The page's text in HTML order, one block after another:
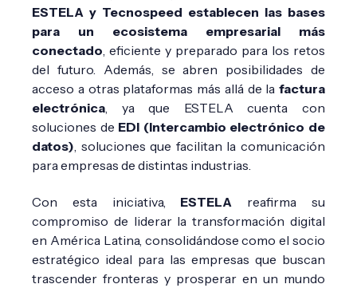
ESTELA y Tecnospeed establecen las bases
para un ecosistema empresarial más
conectado , eficiente y preparado para los retos
del futuro. Además, se abren posibilidades de
acceso a otras plataformas más allá de la factura
electrónica , ya que ESTELA cuenta con
soluciones de EDI (Intercambio electrónico de
datos) , soluciones que facilitan la comunicación
para empresas de distintas industrias.
Con esta iniciativa, ESTELA reafirma su
compromiso de liderar la transformación digital
en América Latina, consolidándose como el socio
estratégico ideal para las empresas que buscan
trascender fronteras y prosperar en un mundo